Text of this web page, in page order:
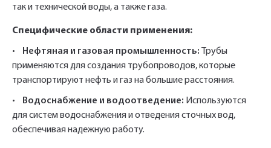
так и технической воды, а также газа.
Специфические области применения:
• Нефтяная и газовая промышленность: Трубы
применяются для создания трубопроводов, которые
транспортируют нефть и газ на большие расстояния.
• Водоснабжение и водоотведение: Используются
для систем водоснабжения и отведения сточных вод,
обеспечивая надежную работу.
автоматически соглашаетесь с
автоматически соглашаетесь с